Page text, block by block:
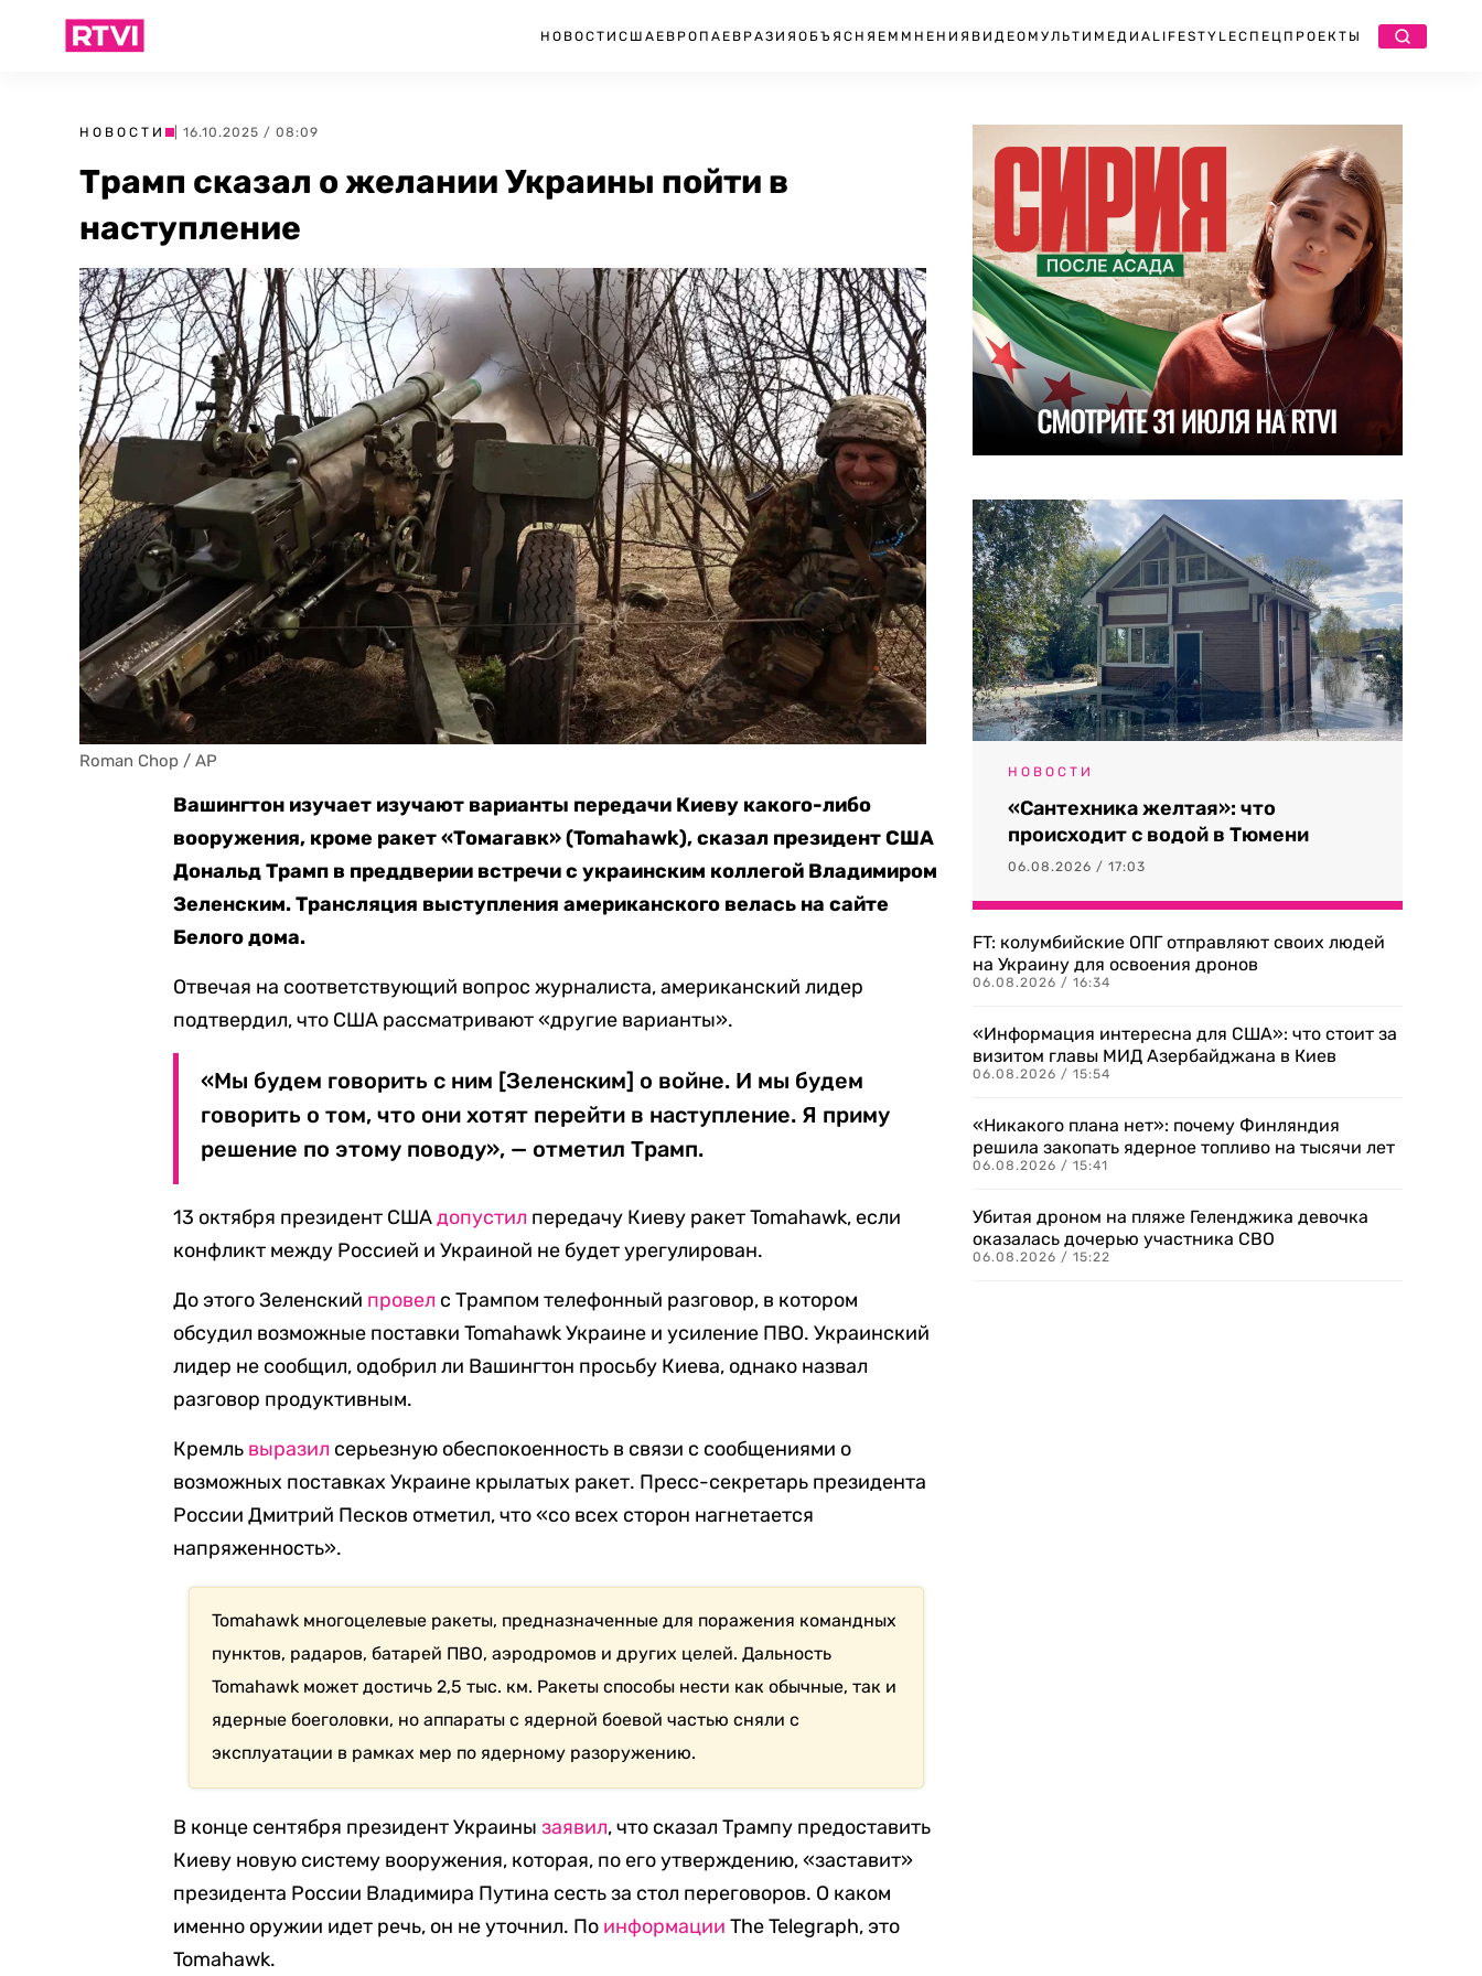
НОВОСТИ США ЕВРОПА ЕВРАЗИЯ ОБЪЯСНЯЕМ МНЕНИЯ ВИДЕО МУЛЬТИМЕДИА LIFESTYLEСПЕЦПРОЕКТЫ
НОВОСТИ | 16.10.2025 / 08:09
Трамп сказал о желании Украины пойти в
наступление
Roman Chop / AP
Вашингтон изучает изучают варианты передачи Киеву какого-либо
вооружения, кроме ракет «Томагавк» (Tomahawk), сказал президент США
Дональд Трамп в преддверии встречи с украинским коллегой Владимиром
Зеленским. Трансляция выступления американского велась на сайте
Белого дома.
Отвечая на соответствующий вопрос журналиста, американский лидер
подтвердил, что США рассматривают «другие варианты».
«Мы будем говорить с ним [Зеленским] о войне. И мы будем
говорить о том, что они хотят перейти в наступление. Я приму
решение по этому поводу», — отметил Трамп.
13 октября президент СШАдопустил передачу Киеву ракет Tomahawk, если
конфликт между Россией и Украиной не будет урегулирован.
До этого Зеленский провел с Трампом телефонный разговор, в котором
обсудил возможные поставки Tomahawk Украине и усиление ПВО. Украинский
лидер не сообщил, одобрил ли Вашингтон просьбу Киева, однако назвал
разговор продуктивным.
Кремль выразил серьезную обеспокоенность в связи с сообщениями о
возможных поставках Украине крылатых ракет. Пресс-секретарь президента
России Дмитрий Песков отметил, что «со всех сторон нагнетается
напряженность».
Tomahawk многоцелевые ракеты, предназначенные для поражения командных
пунктов, радаров, батарей ПВО, аэродромов и других целей. Дальность
Tomahawk может достичь 2,5 тыс. км. Ракеты способы нести как обычные, так и
ядерные боеголовки, но аппараты с ядерной боевой частью сняли с
эксплуатации в рамках мер по ядерному разоружению.
В конце сентября президент Украинызаявил, что сказал Трампу предоставить
Киеву новую систему вооружения, которая, по его утверждению, «заставит»
президента России Владимира Путина сесть за стол переговоров. О каком
именно оружии идет речь, он не уточнил. По информации The Telegraph, это
Tomahawk.
НОВОСТИ
«Сантехника желтая»: что
происходит с водой в Тюмени
06.08.2026 / 17:03
FT: колумбийские ОПГ отправляют своих людей
на Украину для освоения дронов
06.08.2026 / 16:34
«Информация интересна для США»: что стоит за
визитом главы МИД Азербайджана в Киев
06.08.2026 / 15:54
«Никакого плана нет»: почему Финляндия
решила закопать ядерное топливо на тысячи лет
06.08.2026 / 15:41
Убитая дроном на пляже Геленджика девочка
оказалась дочерью участника СВО
06.08.2026 / 15:22